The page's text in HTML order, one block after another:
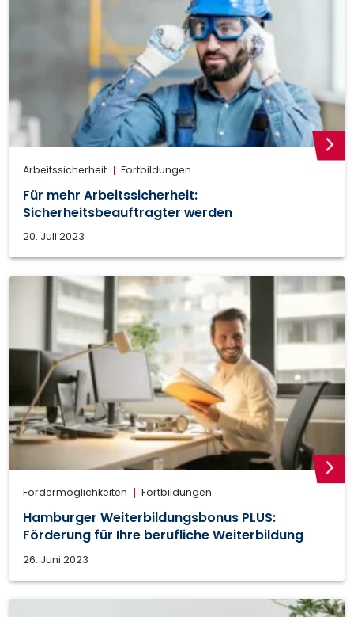
Arbeitssicherheit Fortbildungen
Für mehr Arbeitssicherheit:
Sicherheitsbeauftragter werden
20. Juli 2023
Fördermöglichkeiten Fortbildungen
Hamburger Weiterbildungsbonus PLUS:
Förderung für Ihre berufliche Weiterbildung
26. Juni 2023